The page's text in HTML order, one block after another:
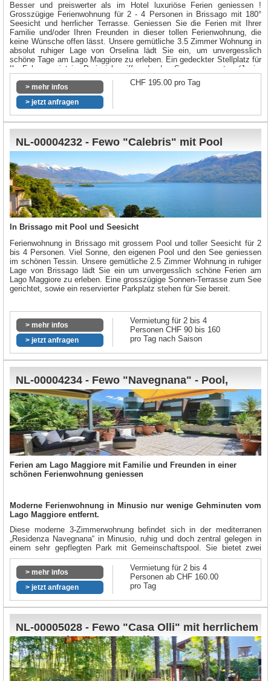
Besser und preiswerter als im Hotel luxuriöse Ferien geniessen !
Grosszügige Ferienwohnung für 2 - 4 Personen in Brissago mit 180°
Seesicht und herrlicher Terrasse. Geniessen Sie die Ferien mit Ihrer
Familie und/oder Ihren Freunden in dieser tollen Ferienwohnung, die
keine Wünsche offen lässt. Unsere gemütliche 3.5 Zimmer Wohnung in
absolut ruhiger Lage von Orselina lädt Sie ein, um unvergesslich
schöne Tage am Lago Maggiore zu erleben. Ein gedeckter Stellplatz für
Ihr Fahrzeug ist im Preis inbegriffen. In den Sommermonaten (Juni -
September) steht Ihnen ein Gemeinschaftspool zur Verfügung.
Link für den virtuellen Rundgang - hier können Sie sich durch Anklicken
mit der Maus auf den weissen Ring im Bild durch die Wohnung
bewegen:
> mehr infos
> jetzt anfragen
CHF 195.00 pro Tag
NL-00004232 - Fewo "Calebris" mit Pool
In Brissago mit Pool und Seesicht
Ferienwohnung in Brissago mit grossem Pool und toller Seesicht für 2
bis 4 Personen. Viel Sonne, den eigenen Pool und den See geniessen
im schönen Tessin. Unsere gemütliche 2.5 Zimmer Wohnung in ruhiger
Lage von Brissago lädt Sie ein um unvergesslich schöne Ferien am
Lago Maggiore zu erleben. Eine grosszügige Sonnen-Terrasse zum See
gerichtet, sowie ein reservierter Parkplatz stehen für Sie bereit.
> mehr infos
> jetzt anfragen
Vermietung für 2 bis 4
Personen CHF 90 bis 160
pro Tag nach Saison
NL-00004234 - Fewo "Navegnana" - Pool,
Terrasse
Ferien am Lago Maggiore mit Familie und Freunden in einer
schönen Ferienwohnung geniessen
Moderne Ferienwohnung in Minusio nur wenige Gehminuten vom
Lago Maggiore entfernt.
Diese moderne 3-Zimmerwohnung befindet sich in der mediterranen
„Residenza Navegnana“ in Minusio, ruhig und doch zentral gelegen in
einem sehr gepflegten Park mit Gemeinschaftspool. Sie bietet zwei
geräumige Schlafzimmer. Der grosszügig gestaltete Wohnbereich mit
raumhohen Panoramafenstern lässt die Natur wie ein Gemälde
erscheinen. Ideal für 2-4 Personen.
Das Wohnzimmer ist geschickt mit einer offenen modernen Küche
verbunden, die sich grosszügig präsentiert und zum Zaubern von
köstlichen Gerichten einlädt. Ein Kamin sorgt in der kälteren Jahreszeit
sep. Gäste-WC und eine grosszügige, zum Teil gedeckte Terrasse
runden das Angebot ab. Es wurde bei der Einrichtung sehr viel Wert auf
Qualität gelegt. Es erwartet Sie eine zeitgemäss und komfortabel
ausgestattete Ferienwohnung, die auch höchsten Ansprüchen gerecht
wird. Verbringen Sie entspannte Ferien in ruhiger und zentraler Lage.
Umgeben von der subtropischen Natur im Tessin.
> mehr infos
> jetzt anfragen
Vermietung für 2 bis 4
Personen ab CHF 160.00
pro Tag
NL-00005028 - Fewo "Casa Olli" mit herrlichem
Garten nahe See und Golf